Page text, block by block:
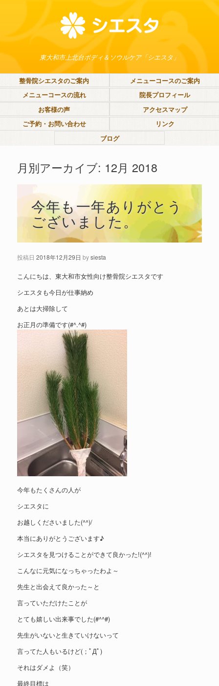
東大和市上北台ボディ＆ソウルケア「シエスタ」
整骨院シエスタのご案内
メニューコースのご案内
メニューコースの流れ
院長プロフィール
お客様の声
アクセスマップ
ご予約・お問い合わせ
リンク
ブログ
月別アーカイブ: 12月 2018
今年も一年ありがとう
ございました。
投稿日 2018年12月29日 bysiesta
こんにちは、東大和市女性向け整骨院シエスタです
シエスタも今日が仕事納め
あとは大掃除して
お正月の準備です(#^.^#)
今年もたくさんの人が
シエスタに
お越しくださいました(^^)/
本当にありがとうございます♪
シエスタを見つけることができて良かった!(^^)!
こんなに元気になっちゃったわよ～
先生と出会えて良かった～と
言っていただけたことが
とても嬉しい出来事でした(#^^#)
先生がいないと生きていけないって
言ってた人もいるけど(；ﾟДﾟ)
それはダメよ（笑）
最終目標は